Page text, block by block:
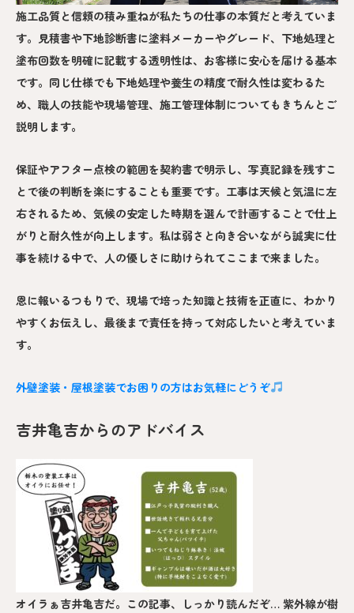
施工品質と信頼の積み重ねが私たちの仕事の本質だと考えていま
す。見積書や下地診断書に塗料メーカーやグレード、下地処理と
塗布回数を明確に記載する透明性は、お客様に安心を届ける基本
です。同じ仕様でも下地処理や養生の精度で耐久性は変わるた
め、職人の技能や現場管理、施工管理体制についてもきちんとご
説明します。
保証やアフター点検の範囲を契約書で明示し、写真記録を残すこ
とで後の判断を楽にすることも重要です。工事は天候と気温に左
右されるため、気候の安定した時期を選んで計画することで仕上
がりと耐久性が向上します。私は弱さと向き合いながら誠実に仕
事を続ける中で、人の優しさに助けられてここまで来ました。
恩に報いるつもりで、現場で培った知識と技術を正直に、わかり
やすくお伝えし、最後まで責任を持って対応したいと考えていま
す。
外壁塗装・屋根塗装でお困りの方はお気軽にどうぞ
吉井亀吉からのアドバイス
オイラぁ吉井亀吉だ。この記事、しっかり読んだぞ… 紫外線が樹